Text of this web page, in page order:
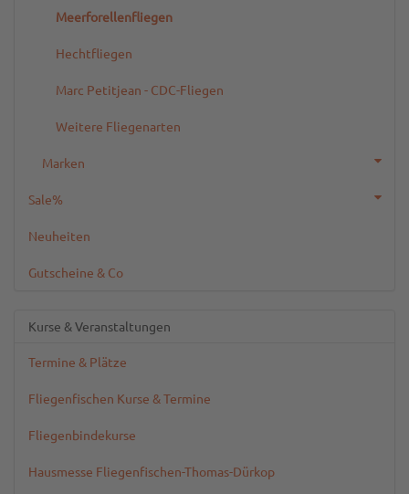
Meerforellenfliegen
Hechtfliegen
Marc Petitjean - CDC-Fliegen
Weitere Fliegenarten
Marken
Sale%
Neuheiten
Gutscheine & Co
Kurse & Veranstaltungen
Termine & Plätze
Fliegenfischen Kurse & Termine
Fliegenbindekurse
Hausmesse Fliegenfischen-Thomas-Dürkop